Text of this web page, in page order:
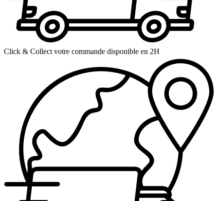
Click & Collect votre commande disponible en 2H